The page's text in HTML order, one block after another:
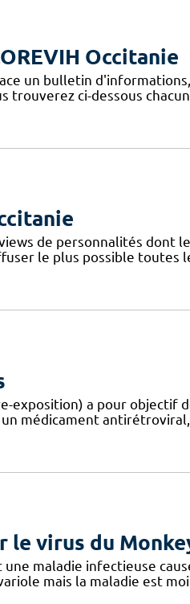
Occitanie
un bulletin d'informations,
ci-dessous
de personnalités dont
le plus possible toutes
exposition) a pour objectif
médicament
le virus du
maladie infectieuse
mais la maladie est